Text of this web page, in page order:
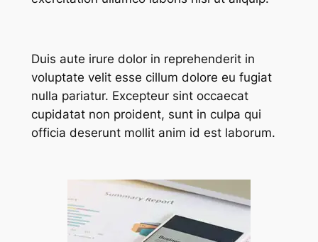
Duis aute irure dolor in reprehenderit in
voluptate velit esse cillum dolore eu fugiat
nulla pariatur. Excepteur sint occaecat
cupidatat non proident, sunt in culpa qui
officia deserunt mollit anim id est laborum.